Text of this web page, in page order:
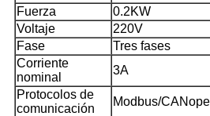
Fuerza
0.2KW
Voltaje
220V
Fase
Tres fases
Corriente
nominal
3A
Protocolos de
comunicación
Modbus/